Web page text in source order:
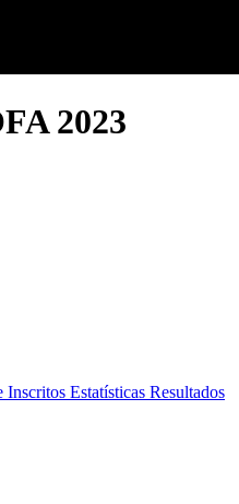
2023
Inscritos Estatísticas Resultados